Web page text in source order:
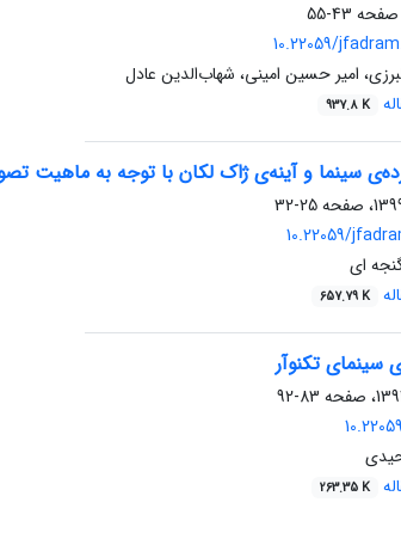
43-55
10.22059/
امیر حسین امینی، شهاب‌الدین عادل
937.8 K
سینما و آینه‌ی ژاک لکان با توجه به ماهیت
25-32
10.22059/
ای
657.79 K
تکنوآر
83-92
263.35 K